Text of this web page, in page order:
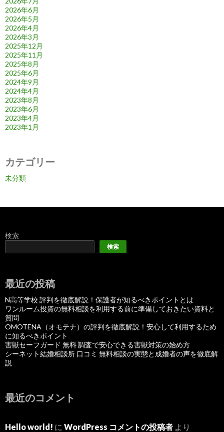
2026年6月
2026年5月
2026年4月
2026年3月
2025年12月
2025年11月
2025年8月
2025年6月
2024年9月
2024年4月
2023年8月
2023年6月
2023年4月
2023年1月
カテゴリー
未分類
検索
検索
最近の投稿
N高等学校 評判を徹底解説！保護者が知るべきポイントとは
ワンルーム投資の無料相談を利用する前に準備しておきたい資料と
質問
OMOTENA（オモテナ）の評判を徹底解説！安心して利用するため
に知るべきポイント
害獣セーフガード 無料 調査で安心できる害獣対策の始め方
シーネット結婚相談所 口コミ 無料相談の実態と成婚者の声を徹底解
説
最近のコメント
Hello world! に WordPress コメントの投稿者 より